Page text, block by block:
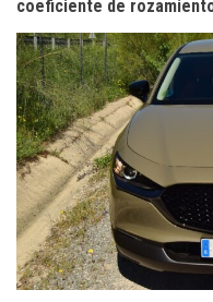
coeficiente de